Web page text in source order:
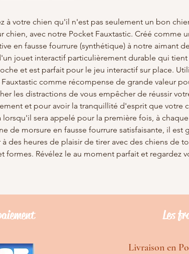
à votre chien qu'il n'est pas seulement un bon
chien, avec notre Pocket Fauxtastic. Créé comme
en fausse fourrure (synthétique) à notre aimant
jouet interactif particulièrement durable qui tient
et est parfait pour le jeu interactif sur place.
Fauxtastic comme récompense de grande valeur
les distractions de vous empêcher de réussir
et pour avoir la tranquillité d'esprit que votre
lorsqu'il sera appelé pour la première fois, à
de morsure en fausse fourrure satisfaisante, il est
à des heures de plaisir de tirer avec des chiens de
formes. Révélez le au moment parfait et regardez
Les
Livraison en